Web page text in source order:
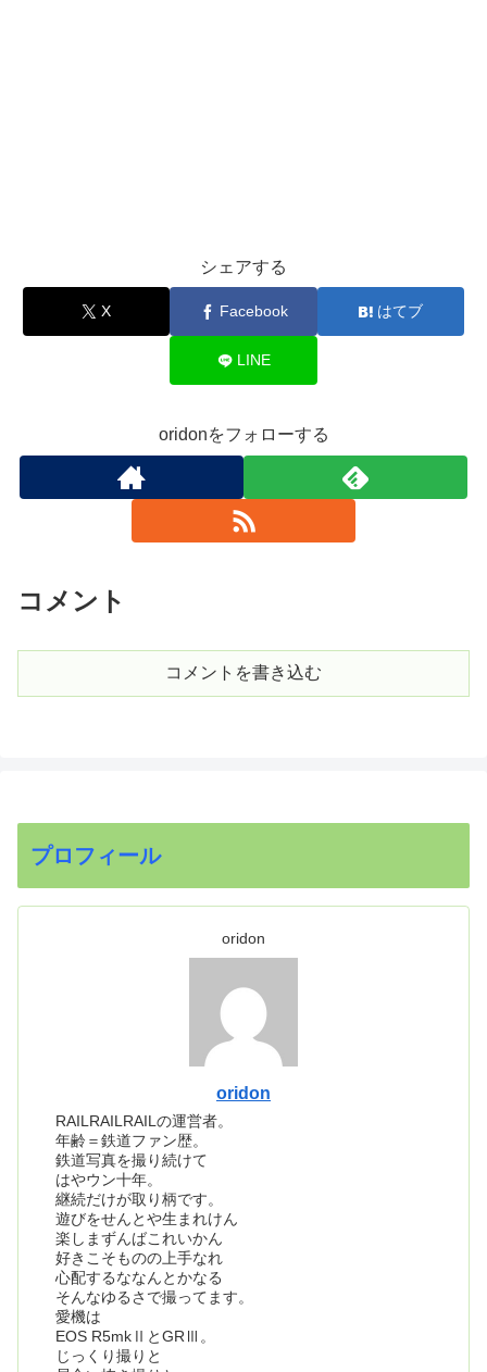
シェアする
X Facebook はてブ
LINE
oridonをフォローする
コメント
コメントを書き込む
プロフィール
oridon
oridon
RAILRAILRAILの運営者。
年齢＝鉄道ファン歴。
鉄道写真を撮り続けて
はやウン十年。
継続だけが取り柄です。
遊びをせんとや生まれけん
楽しまずんばこれいかん
好きこそものの上手なれ
心配するななんとかなる
そんなゆるさで撮ってます。
愛機は
EOS R5mkⅡとGRⅢ。
じっくり撮りと